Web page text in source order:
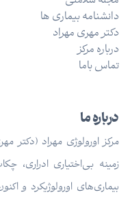
درباره ما
زمینه بی‌اختیاری ادراری،
بیماری‌های اورولوژیکرد و
دانشنامه بیماری ها
دکتر مهری مهراد
درباره مرکز
تماس باما